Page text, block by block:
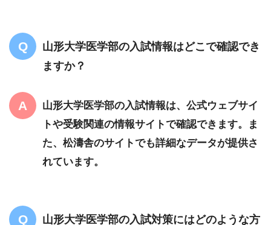
山形大学医学部の入試情報はどこで確認でき
ますか？
山形大学医学部の入試情報は、公式ウェブサイ
トや受験関連の情報サイトで確認できます。ま
た、松濤舎のサイトでも詳細なデータが提供さ
れています。
山形大学医学部の入試対策にはどのような方